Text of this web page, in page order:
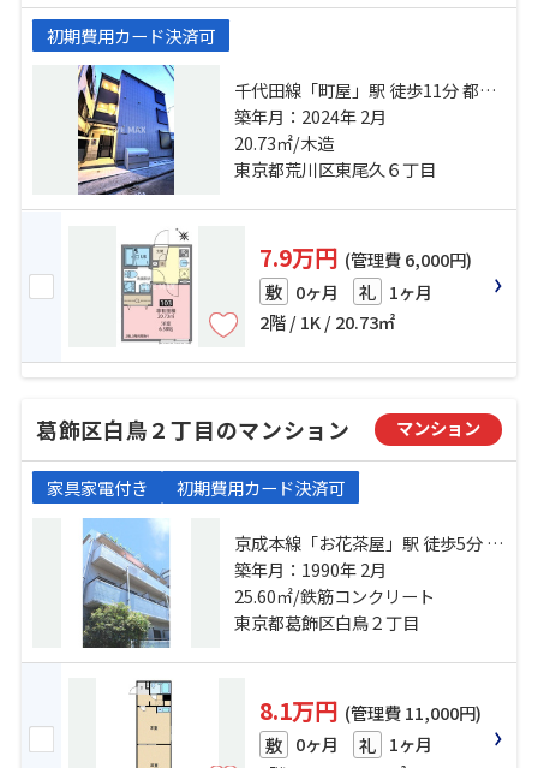
初期費用カード決済可
千代田線「町屋」駅 徒歩11分 都電
荒川線「東尾久三丁目」駅 徒歩3分
都電荒川線「熊野前」駅 徒歩5分
築年月：2024年 2月
20.73㎡/木造
東京都荒川区東尾久６丁目
7.9万円 (管理費 6,000円)
敷 0ヶ月 礼 1ヶ月
2階 / 1K / 20.73㎡
葛飾区白鳥２丁目のマンション マンション
家具家電付き 初期費用カード決済可
京成本線「お花茶屋」駅 徒歩5分 京
成押上線「青砥」駅 徒歩17分
築年月：1990年 2月
25.60㎡/鉄筋コンクリート
東京都葛飾区白鳥２丁目
8.1万円 (管理費 11,000円)
敷 0ヶ月 礼 1ヶ月